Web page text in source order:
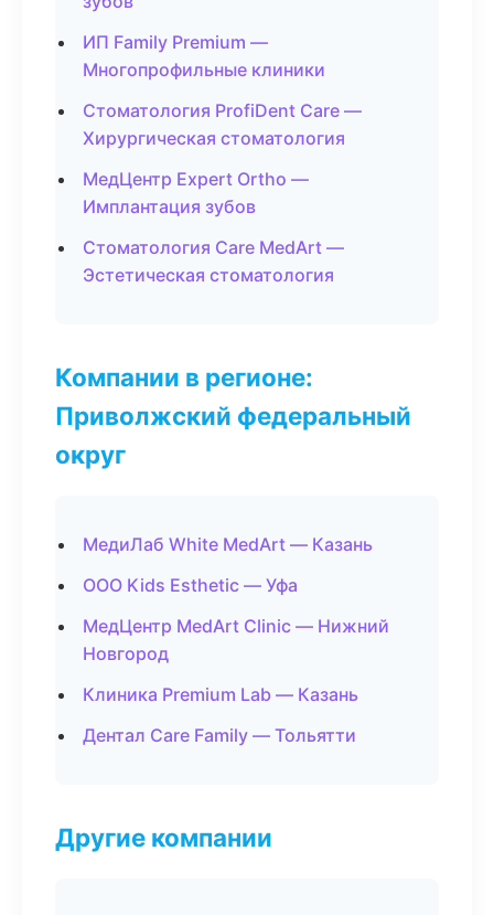
ИП Family Premium —
Многопрофильные клиники
Стоматология ProfiDent Care —
Хирургическая стоматология
МедЦентр Expert Ortho —
Имплантация зубов
Стоматология Care MedArt —
Эстетическая стоматология
Компании в регионе:
Приволжский федеральный
округ
МедиЛаб White MedArt — Казань
ООО Kids Esthetic — Уфа
МедЦентр MedArt Clinic — Нижний
Новгород
Клиника Premium Lab — Казань
Дентал Care Family — Тольятти
Другие компании